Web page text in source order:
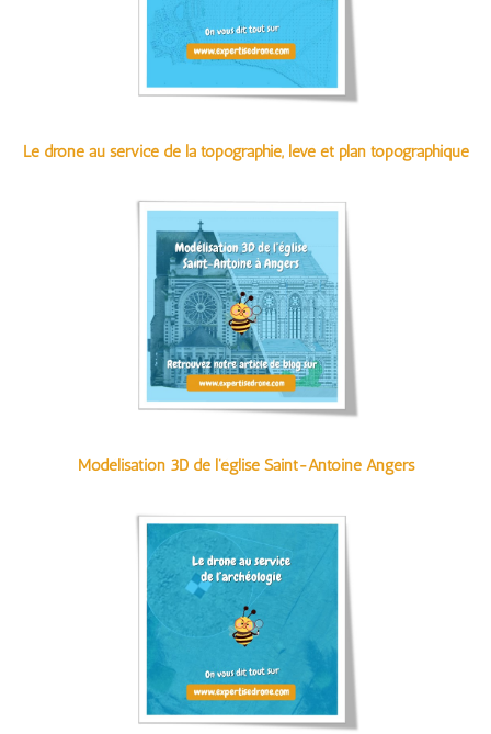
Le drone au service de la topographie, levé et plan topographique
Modélisation 3D de l'église Saint-Antoine Angers